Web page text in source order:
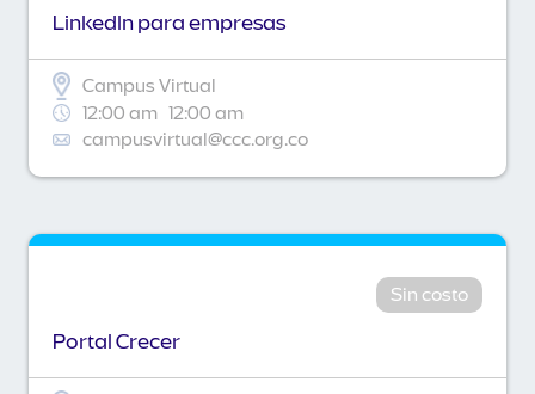
Linkedln para empresas
Campus Virtual
12:00 am 12:00 am
campusvirtual@ccc.org.co
Sin costo
Portal Crecer